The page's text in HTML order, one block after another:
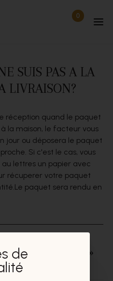
0Articles
SUIS PAS A LA
LIVRAISON?
réception quand le paquet
la maison, le facteur vous
jour ou déposera le paquet
Si c'est le cas, vous
lettres un papier avec
récuperer votre paquet
paquet sera rendu en
« Livraison »
de